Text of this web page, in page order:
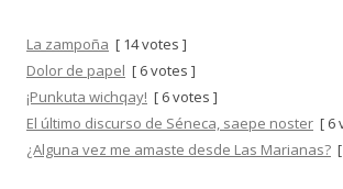
La zampoña [ 14 votes ]
Dolor de papel [ 6 votes ]
¡Punkuta wichqay! [ 6 votes ]
El último discurso de Séneca, saepe noster [ 6
¿Alguna vez me amaste desde Las Marianas?